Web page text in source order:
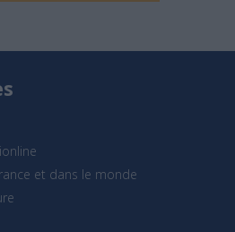
et dans le monde